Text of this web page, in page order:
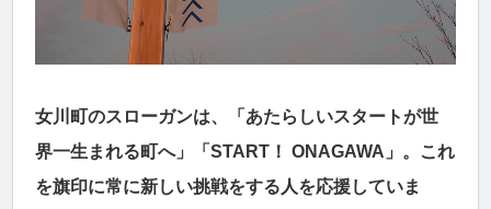
女川町のスローガンは、「あたらしいスタートが世
界一生まれる町へ」「START！ ONAGAWA」。これ
を旗印に常に新しい挑戦をする人を応援していま